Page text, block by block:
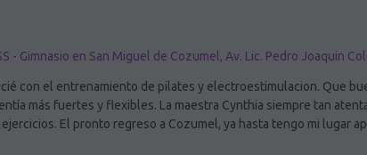
- Gimnasio en San Miguel de Cozumel, Av. Lic. Pedro Joaquin
con el entrenamiento de pilates y electroestimulacion. Que
más fuertes y flexibles. La maestra Cynthia siempre tan
El pronto regreso a Cozumel, ya hasta tengo mi lugar